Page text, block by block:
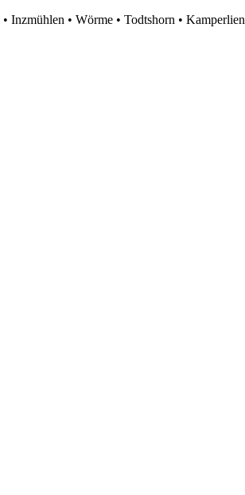
Inzmühlen • Wörme • Todtshorn • Kamperlien